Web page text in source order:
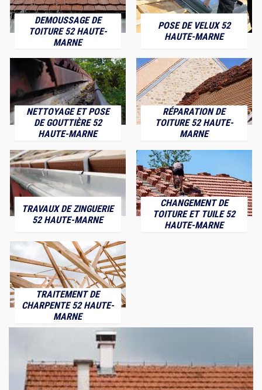
DEMOUSSAGE DE
TOITURE 52 HAUTE-
MARNE
POSE DE VELUX 52
HAUTE-MARNE
NETTOYAGE ET POSE
DE GOUTTIÈRE 52
HAUTE-MARNE
RÉPARATION DE
TOITURE 52 HAUTE-
MARNE
TRAVAUX DE ZINGUERIE
52 HAUTE-MARNE
CHANGEMENT DE
TOITURE ET TUILE 52
HAUTE-MARNE
TRAITEMENT DE
CHARPENTE 52 HAUTE-
MARNE